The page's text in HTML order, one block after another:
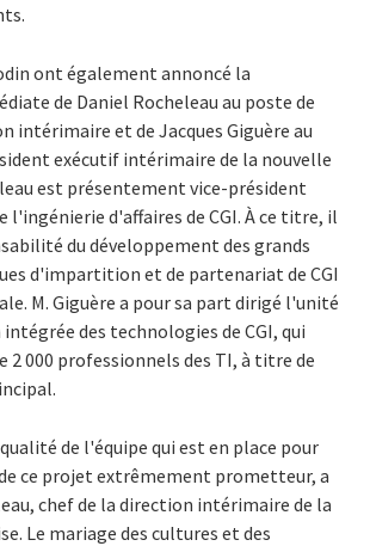
ont également annoncé la
de Daniel Rocheleau au poste de
intérimaire et de Jacques Giguère au
exécutif intérimaire de la nouvelle
est présentement vice-président
l'ingénierie d'affaires de CGI. À ce titre, il
du développement des grands
d'impartition et de partenariat de CGI
M. Giguère a pour sa part dirigé l'unité
des technologies de CGI, qui
2 000 professionnels des TI, à titre de
de l'équipe qui est en place pour
ce projet extrêmement prometteur, a
chef de la direction intérimaire de la
Le mariage des cultures et des